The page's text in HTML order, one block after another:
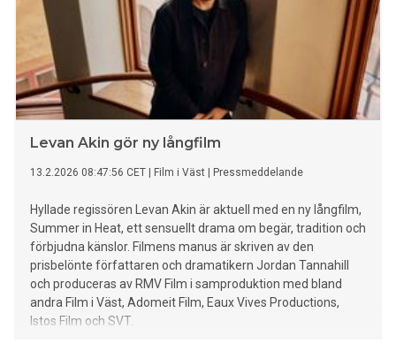
Levan Akin gör ny långfilm
13.2.2026 08:47:56 CET Film i Väst Pressmeddelande
Hyllade regissören Levan Akin är aktuell med en ny långfilm,
Summer in Heat, ett sensuellt drama om begär, tradition och
förbjudna känslor. Filmens manus är skriven av den
prisbelönte författaren och dramatikern Jordan Tannahill
och produceras av RMV Film i samproduktion med bland
andra Film i Väst, Adomeit Film, Eaux Vives Productions,
Istos Film och SVT.